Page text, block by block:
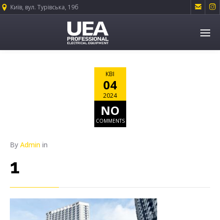
Київ, вул. Турівська, 19б  
КВІ
04
2024
NO
COMMENTS
By Admin in
1